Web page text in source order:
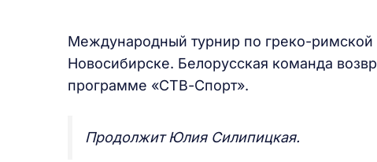
Международный турнир по греко-римской
Новосибирске. Белорусская команда
программе «СТВ-Спорт».
Продолжит Юлия Силипицкая.